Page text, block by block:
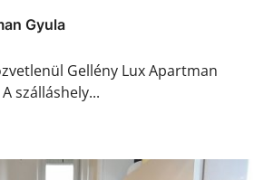
Gyula
Gellény Lux Apartman
szálláshely...